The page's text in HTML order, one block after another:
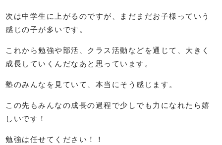
次は中学生に上がるのですが、まだまだお子様っていう
感じの子が多いです。
これから勉強や部活、クラス活動などを通じて、大きく
成長していくんだなあと思っています。
塾のみんなを見ていて、本当にそう感じます。
この先もみんなの成長の過程で少しでも力になれたら嬉
しいです！
勉強は任せてください！！